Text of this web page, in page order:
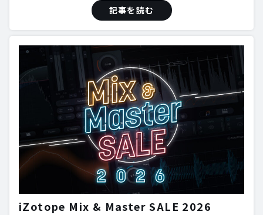
記事を読む
iZotope Mix & Master SALE 2026